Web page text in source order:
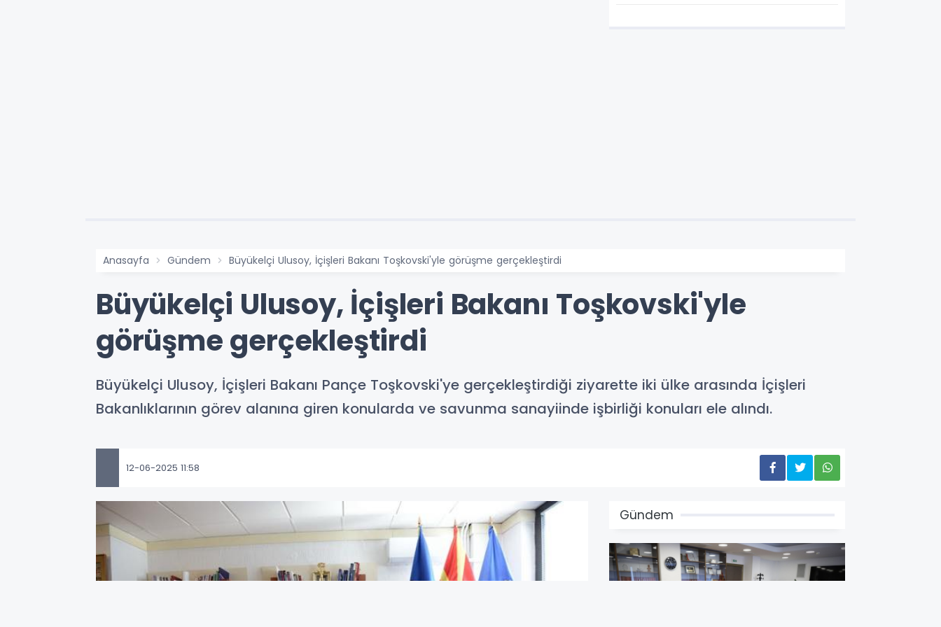
Anasayfa Gündem Büyükelçi Ulusoy, İçişleri Bakanı Toşkovski'yle görüşme gerçekleştirdi
Büyükelçi Ulusoy, İçişleri Bakanı Toşkovski'yle
görüşme gerçekleştirdi
Büyükelçi Ulusoy, İçişleri Bakanı Pançe Toşkovski'ye gerçekleştirdiği ziyarette iki ülke arasında İçişleri
Bakanlıklarının görev alanına giren konularda ve savunma sanayiinde işbirliği konuları ele alındı.
12-06-2025 11:58
Gündem